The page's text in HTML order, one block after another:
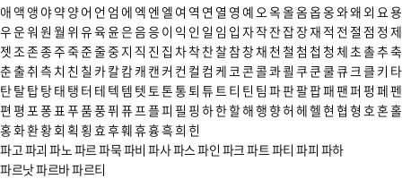
애 액 앵 야약양어 언 엄 에 엑 엔 엘 여 역 연 열 영 예 오 옥올옴옵옹와왜 외 요 용
우운워 원 월 위 유육윤은음응 이 익 인 일 임 입 자작잔잡장재 적 전 절 점 정 제
젯 조존종주죽준줄중 지 직 진 집 차착찬찰참창채 천 철 첨 첩 청 체 초촐추축
춘출취 측 치 친 칠 카칼캄캐 캔 커 컨 컬 컴 케 코 콘콜콰쾰 쿠쿤쿨큐 크 클 키 타
탄탈탑탕태 탱 터 테 텍 템 텟 토 톤통퇴 튜 트 티 틴 팀 파판팔팝패팬퍼 펑 페펜
편 평 포 퐁 표 푸품풍퓌 퓨 프 플피 필 핑 하한할해행향허 헤헬현 협 형 호혼홀
홍화환황회 획 횡 효후훼휴흉흑희 힌
파고 파괴 파노 파르 파묵파비 파사파스파인 파크 파트 파티 파피 파하
파르낫파르바파르티